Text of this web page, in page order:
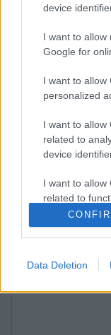
device
I want to allow
Google for
I want to allow
personalized
I want to allow
related to
device
I want to allow
related to
I want to allow
related to
I want to allow
functionality
Data Deletion
Egyben
ECSUP